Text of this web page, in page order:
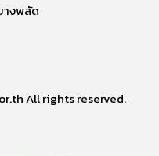
างพลัด
All rights reserved.